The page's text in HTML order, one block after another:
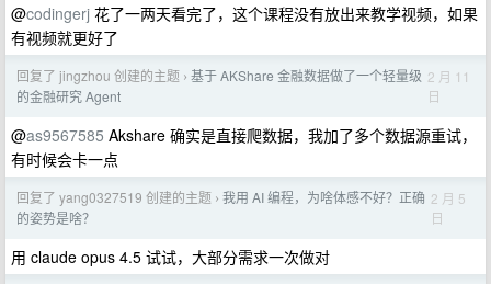
@codingerj 花了一两天看完了，这个课程没有放出来教学视频，如果
有视频就更好了
回复了 jingzhou 创建的主题 › 基于 AKShare 金融数据做了一个轻量级
的金融研究 Agent
2 月 11
日
@as9567585 Akshare 确实是直接爬数据，我加了多个数据源重试，
有时候会卡一点
回复了 yang0327519 创建的主题 › 我用 AI 编程，为啥体感不好？正确
的姿势是啥？
2 月 5
日
用 claude opus 4.5 试试，大部分需求一次做对